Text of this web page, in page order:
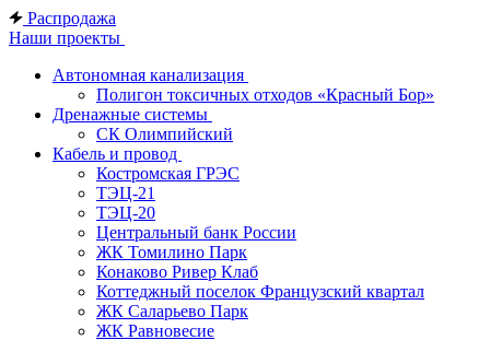
Распродажа
Наши проекты
Автономная канализация
Полигон токсичных отходов «Красный Бор»
Дренажные системы
СК Олимпийский
Кабель и провод
Костромская ГРЭС
ТЭЦ-21
ТЭЦ-20
Центральный банк России
ЖК Томилино Парк
Конаково Ривер Клаб
Коттеджный поселок Французский квартал
ЖК Саларьево Парк
ЖК Равновесие